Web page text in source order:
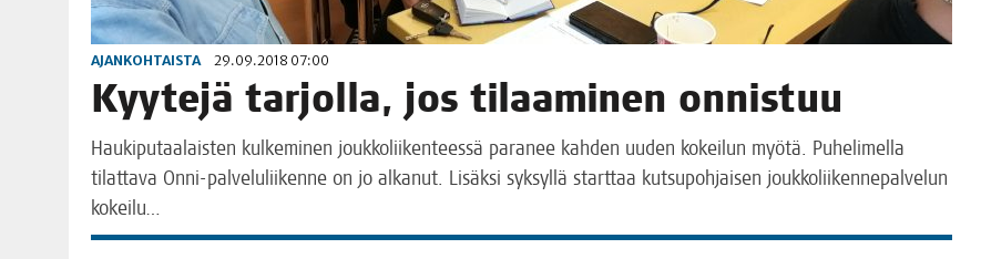
AJANKOHTAISTA 29.09.2018 07:00
Kyy­te­jä tar­jol­la, jos tilaa­mi­nen onnistuu
Hau­ki­pu­taa­lais­ten kul­ke­mi­nen jouk­ko­lii­ken­tees­sä para­nee kah­den uuden kokei­lun myö­tä. Puhe­li­mel­la
tilat­ta­va Onni-pal­­ve­­lu­­lii­­ken­­ne on jo alka­nut. Lisäk­si syk­syl­lä start­taa kut­su­poh­jai­sen jouk­ko­lii­ken­ne­pal­ve­lun
kokeilu…